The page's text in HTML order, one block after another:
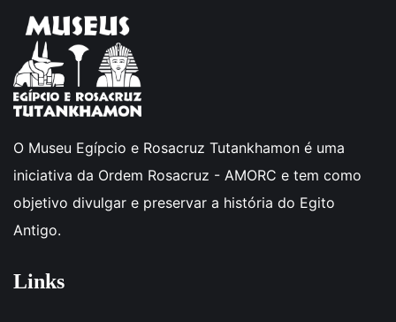
O Museu Egípcio e Rosacruz Tutankhamon é uma
iniciativa da Ordem Rosacruz - AMORC e tem como
objetivo divulgar e preservar a história do Egito
Antigo.
Links